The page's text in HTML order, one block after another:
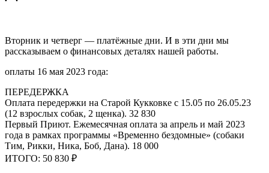
Вторник и четверг — платёжные дни. И в эти дни мы
рассказываем о финансовых деталях нашей работы.
оплаты 16 мая 2023 года:
ПЕРЕДЕРЖКА
Оплата передержки на Старой Кукковке с 15.05 по 26.05.23
(12 взрослых собак, 2 щенка). 32 830
Первый Приют. Ежемесячная оплата за апрель и май 2023
года в рамках программы «Временно бездомные» (собаки
Тим, Рикки, Ника, Боб, Дана). 18 000
ИТОГО: 50 830 ₽